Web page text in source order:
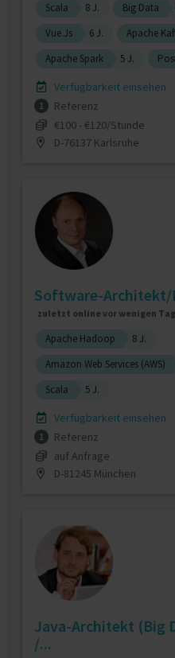
Scala 8 J. Big Data
Vue.Js
6 J. Apache
Apache Spark
5 J.
Verfügbarkeit einsehen
1
Referenz
€100 - €120/Stunde
D-76137 Karlsruhe
Software-
zuletzt online vor wenigen
Apache Hadoop
8 J.
Amazon Web Services (AWS)
Scala
5 J.
Verfügbarkeit einsehen
1
Referenz
auf Anfrage
D-81245 München
Java-Architekt (Big
/...